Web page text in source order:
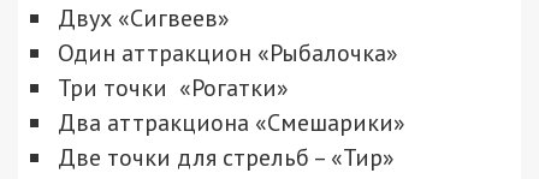
Двух «Сигвеев»
Один аттракцион «Рыбалочка»
Три точки «Рогатки»
Два аттракциона «Смешарики»
Две точки для стрельб – «Тир»